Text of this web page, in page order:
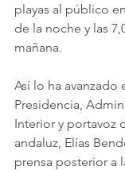
playas al público
de la noche y las
mañana.
Así lo ha avanzado
Presidencia,
Interior y portavoz
andaluz, Elías
prensa posterior a